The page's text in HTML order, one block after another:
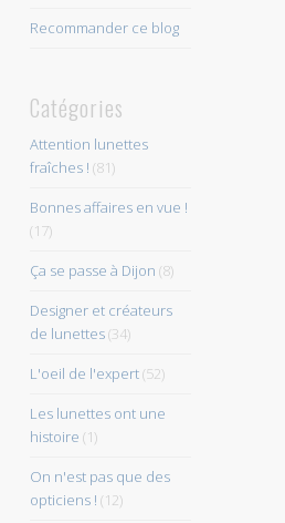
Recommander ce blog
Catégories
Attention lunettes
fraîches ! (81)
Bonnes affaires en vue !
(17)
Ça se passe à Dijon (8)
Designer et créateurs
de lunettes(34)
L'oeil de l'expert(52)
Les lunettes ont une
histoire (1)
On n'est pas que des
opticiens ! (12)